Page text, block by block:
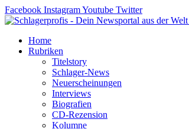
Zum
Inhalt
Facebook InstagramYoutube Twitter
Home
Rubriken
Titelstory
Schlager-News
Neuerscheinungen
Interviews
Biografien
CD-Rezension
Kolumne